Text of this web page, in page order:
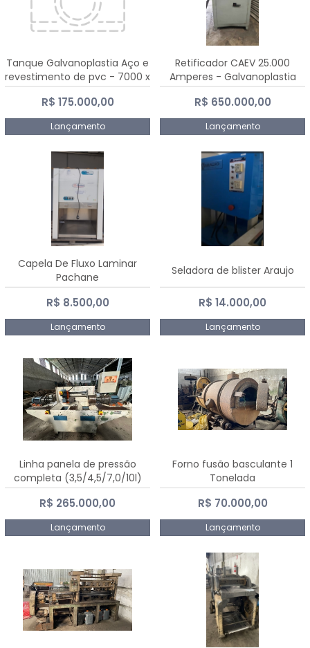
Tanque Galvanoplastia Aço e
revestimento de pvc - 7000 x
2200 mm
R$ 175.000,00
Lançamento
Retificador CAEV 25.000
Amperes - Galvanoplastia
R$ 650.000,00
Lançamento
Capela De Fluxo Laminar
Pachane
R$ 8.500,00
Lançamento
Seladora de blister Araujo
R$ 14.000,00
Lançamento
Linha panela de pressão
completa (3,5/4,5/7,0/10l)
R$ 265.000,00
Lançamento
Forno fusão basculante 1
Tonelada
R$ 70.000,00
Lançamento